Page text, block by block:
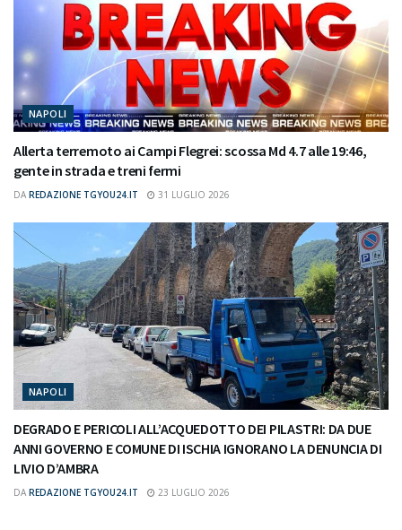
NAPOLI
Allerta terremoto ai Campi Flegrei: scossa Md 4.7 alle 19:46,
gente in strada e treni fermi
DA REDAZIONE TGYOU24.IT 31 LUGLIO 2026
NAPOLI
DEGRADO E PERICOLI ALL’ACQUEDOTTO DEI PILASTRI: DA DUE
ANNI GOVERNO E COMUNE DI ISCHIA IGNORANO LA DENUNCIA DI
LIVIO D’AMBRA
DA REDAZIONE TGYOU24.IT 23 LUGLIO 2026